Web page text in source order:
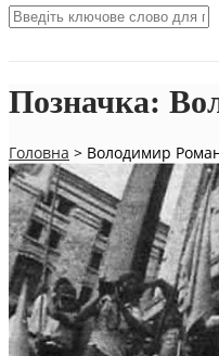
Позначка:
Головна > Володимир